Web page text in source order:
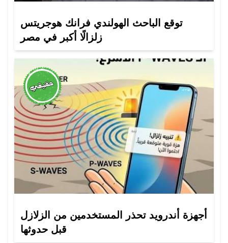
توقع الباحث الهولندي فرانك هوجريتس
زلزالًا أكبر في مصر
أجهزة أندرويد تحذر المستخدمين من الزلازل
قبل حدوثها